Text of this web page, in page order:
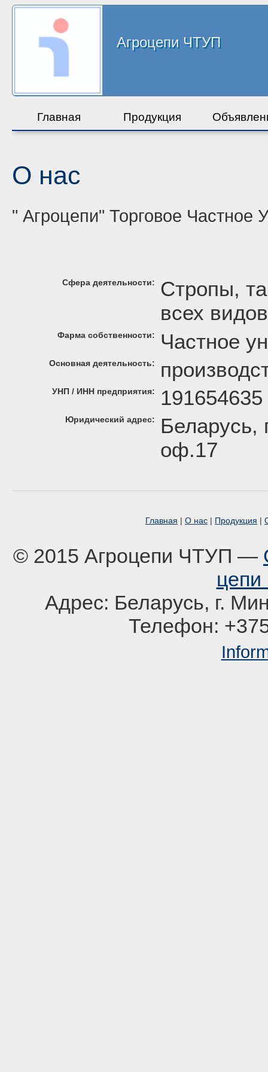
Агроцепи ЧТУП
Главная Продукция
О нас
" Агроцепи" Торговое Частное
Сфера деятельности:
Стропы,
всех видов
Фарма собственности: Частное
Основная деятельность:
УНП / ИНН предприятия: 191654635
Юридический адрес:
Беларусь,
оф.17
Главная | О нас | Продукция |
© 2015 Агроцепи ЧТУП —
цепи
Адрес: Беларусь, г.
Телефон: